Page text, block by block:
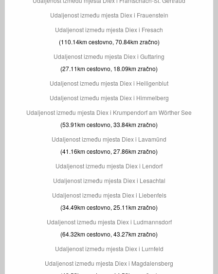
Udaljenost između mjesta Diex i Frauenstein
Udaljenost između mjesta Diex i Fresach
(110.14km cestovno, 70.84km zračno)
Udaljenost između mjesta Diex i Guttaring
(27.11km cestovno, 18.09km zračno)
Udaljenost između mjesta Diex i Heiligenblut
Udaljenost između mjesta Diex i Himmelberg
Udaljenost između mjesta Diex i Krumpendorf am Wörther See
(53.91km cestovno, 33.84km zračno)
Udaljenost između mjesta Diex i Lavamünd
(41.16km cestovno, 27.86km zračno)
Udaljenost između mjesta Diex i Lendorf
Udaljenost između mjesta Diex i Lesachtal
Udaljenost između mjesta Diex i Liebenfels
(34.49km cestovno, 25.11km zračno)
Udaljenost između mjesta Diex i Ludmannsdorf
(64.32km cestovno, 43.27km zračno)
Udaljenost između mjesta Diex i Lurnfeld
Udaljenost između mjesta Diex i Magdalensberg